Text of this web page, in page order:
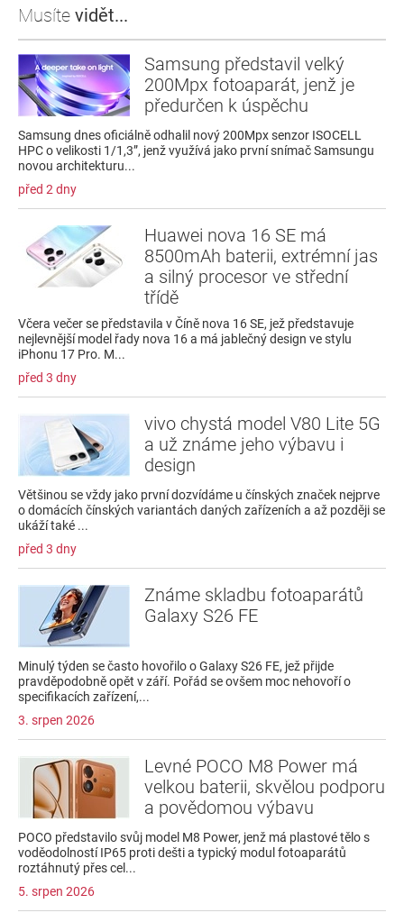
Musíte vidět...
Samsung představil velký
200Mpx fotoaparát, jenž je
předurčen k úspěchu
Samsung dnes oficiálně odhalil nový 200Mpx senzor ISOCELL
HPC o velikosti 1/1,3”, jenž využívá jako první snímač Samsungu
novou architekturu...
před 2 dny
Huawei nova 16 SE má
8500mAh baterii, extrémní jas
a silný procesor ve střední
třídě
Včera večer se představila v Číně nova 16 SE, jež představuje
nejlevnější model řady nova 16 a má jablečný design ve stylu
iPhonu 17 Pro. M...
před 3 dny
vivo chystá model V80 Lite 5G
a už známe jeho výbavu i
design
Většinou se vždy jako první dozvídáme u čínských značek nejprve
o domácích čínských variantách daných zařízeních a až později se
ukáží také ...
před 3 dny
Známe skladbu fotoaparátů
Galaxy S26 FE
Minulý týden se často hovořilo o Galaxy S26 FE, jež přijde
pravděpodobně opět v září. Pořád se ovšem moc nehovoří o
specifikacích zařízení,...
3. srpen 2026
Levné POCO M8 Power má
velkou baterii, skvělou podporu
a povědomou výbavu
POCO představilo svůj model M8 Power, jenž má plastové tělo s
voděodolností IP65 proti dešti a typický modul fotoaparátů
roztáhnutý přes cel...
5. srpen 2026